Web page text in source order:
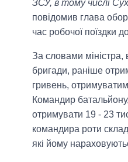
ЗСУ, в тому числі
повідомив глава
час робочої поїздки
За словами
бригади, раніше
гривень,
Командир
отримувати 19 - 23
командира роти
які йому